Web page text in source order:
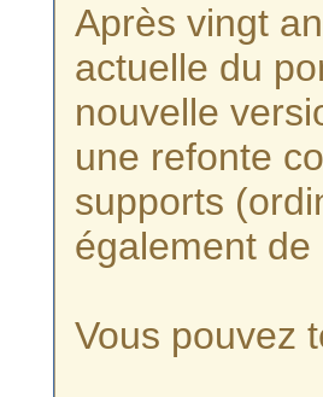
Après vingt
actuelle du
nouvelle
une refonte
supports
également
Vous pouvez